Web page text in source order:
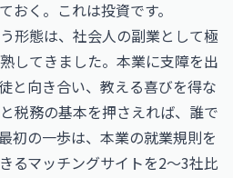
おく。これは投資です。
形態は、社会人の副業として極
してきました。本業に支障を出
と向き合い、教える喜びを得な
税務の基本を押さえれば、誰で
初の一歩は、本業の就業規則を
るマッチングサイトを2〜3社比